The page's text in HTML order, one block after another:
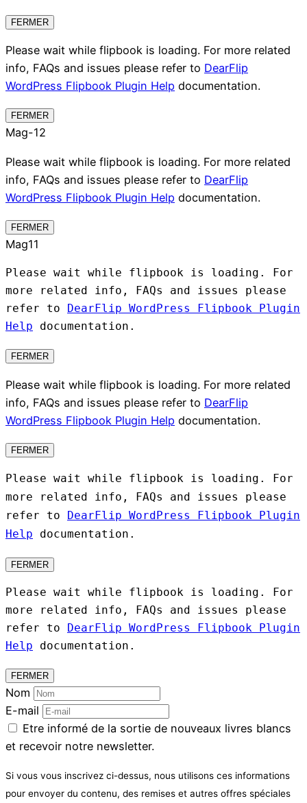
FERMER
Please wait while flipbook is loading. For more related
info, FAQs and issues please refer to DearFlip
WordPress Flipbook Plugin Help documentation.
FERMER
Mag-12
Please wait while flipbook is loading. For more related
info, FAQs and issues please refer to DearFlip
WordPress Flipbook Plugin Help documentation.
FERMER
Mag11
Please wait while flipbook is loading. For
more related info, FAQs and issues please
refer to DearFlip WordPress Flipbook Plugin
Help documentation.
FERMER
Please wait while flipbook is loading. For more related
info, FAQs and issues please refer to DearFlip
WordPress Flipbook Plugin Help documentation.
FERMER
Please wait while flipbook is loading. For
more related info, FAQs and issues please
refer to
DearFlip WordPress Flipbook Plugin
Help documentation.
FERMER
Please wait while flipbook is loading. For
more related info, FAQs and issues please
refer to DearFlip WordPress Flipbook Plugin
Help documentation.
FERMER
Nom
E-mail
Etre informé de la sortie de nouveaux livres blancs
et recevoir notre newsletter.
Si vous vous inscrivez ci-dessus, nous utilisons ces informations
pour envoyer du contenu, des remises et autres offres spéciales